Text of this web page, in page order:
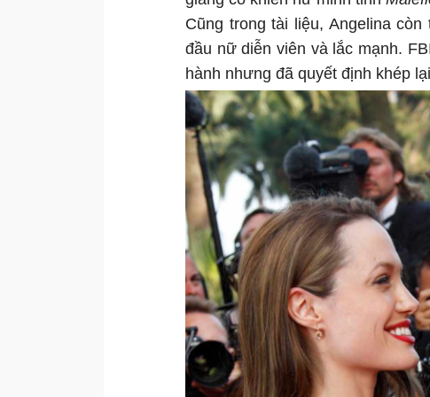
Cũng trong tài liệu, Angelina
đầu nữ diễn viên và lắc mạnh.
hành nhưng đã quyết định khép